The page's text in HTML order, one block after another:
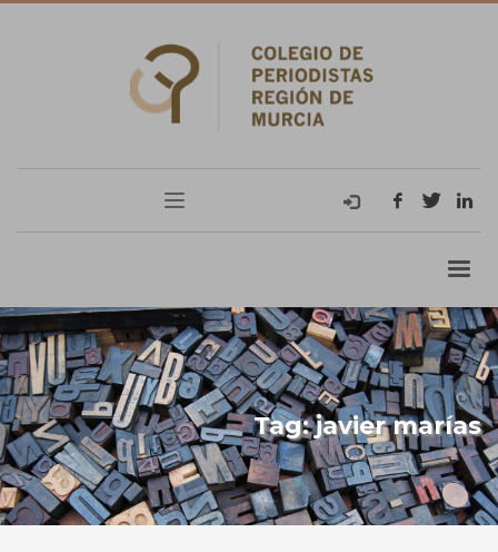
Tag: javier marías